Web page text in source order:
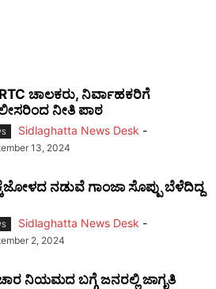
ಚಾಲಕರು, ನಿರ್ವಾಹಕರಿಗೆ
ನೀತಿ ಪಾಠ
Sidlaghatta News Desk -
13, 2024
ನಡುವೆ ಗಾಂಜಾ ಸೊಪ್ಪು ಬೆಳೆದಿದ್ದ
Sidlaghatta News Desk -
2, 2024
ನಿಯಮದ ಬಗ್ಗೆ ಜನರಲ್ಲಿ ಜಾಗೃತಿ